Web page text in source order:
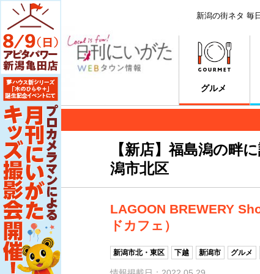
新潟の街ネタ 毎
グルメ
【新店】福島潟の畔
潟市北区
LAGOON BREWERY
ドカフェ）
新潟市北・東区 下越 新潟市 グルメ